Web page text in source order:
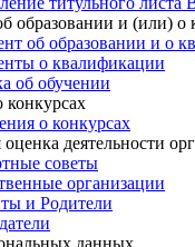
образовании и (или) о
об образовании и о
о квалификации
об обучении
о конкурсах
деятельности
советы
организации
и Родители
данных